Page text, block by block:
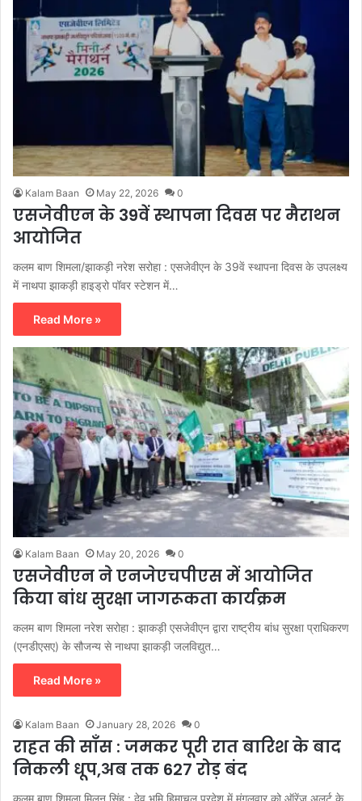
Kalam Baan May 22, 2026 0
एसजेवीएन के 39वें स्थापना दिवस पर मैराथन
आयोजित
कलम बाण शिमला/झाकड़ी नरेश सरोहा : एसजेवीएन के 39वें स्थापना दिवस के उपलक्ष्य
में नाथपा झाकड़ी हाइड्रो पॉवर स्टेशन में…
Read More »
Kalam Baan May 20, 2026 0
एसजेवीएन ने एनजेएचपीएस में आयोजित
किया बांध सुरक्षा जागरूकता कार्यक्रम
कलम बाण शिमला नरेश सरोहा : झाकड़ी एसजेवीएन द्वारा राष्ट्रीय बांध सुरक्षा प्राधिकरण
(एनडीएसए) के सौजन्य से नाथपा झाकड़ी जलविद्युत…
Read More »
Kalam Baan January 28, 2026 0
राहत की साँस : जमकर पूरी रात बारिश के बाद
निकली धूप,अब तक 627 रोड़ बंद
कलम बाण शिमला मिलन सिंह : देव भूमि हिमाचल प्रदेश में मंगलवार को ऑरेंज अलर्ट के